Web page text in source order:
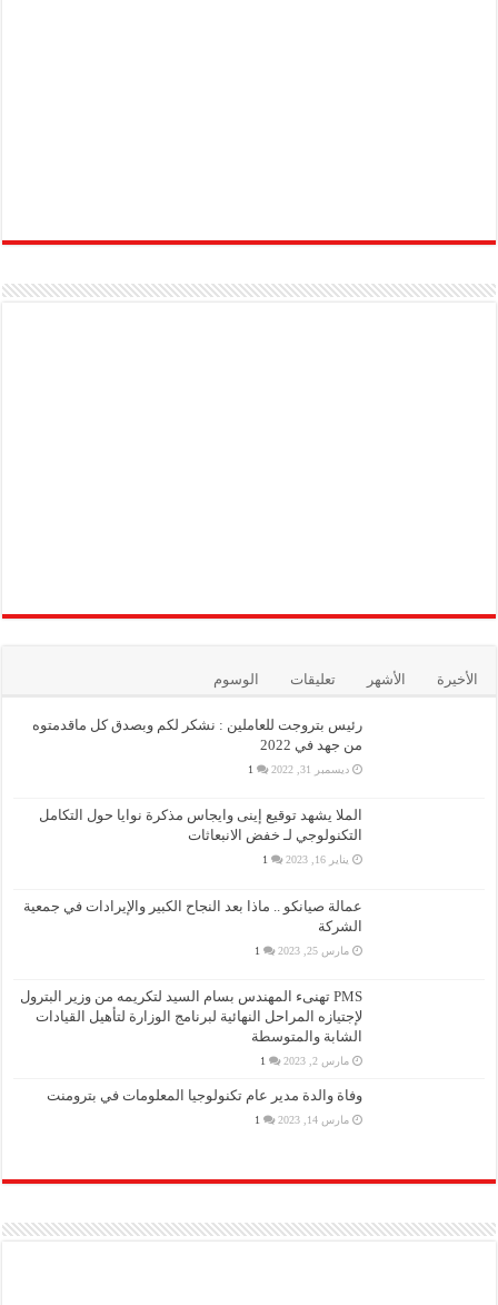
الأخيرة الأشهر تعليقات الوسوم
رئيس بتروجت للعاملين : نشكر لكم وبصدق كل ماقدمتوه
من جهد في 2022
ديسمبر 31, 2022 1
الملا يشهد توقيع إينى وايجاس مذكرة نوايا حول التكامل
التكنولوجي لـ خفض الانبعاثات
يناير 16, 2023 1
عمالة صيانكو .. ماذا بعد النجاح الكبير والإيرادات في جمعية
الشركة
مارس 25, 2023 1
PMS تهنىء المهندس بسام السيد لتكريمه من وزير البترول
لإجتيازه المراحل النهائية لبرنامج الوزارة لتأهيل القيادات
الشابة والمتوسطة
مارس 2, 2023 1
وفاة والدة مدير عام تكنولوجيا المعلومات في بترومنت
مارس 14, 2023 1